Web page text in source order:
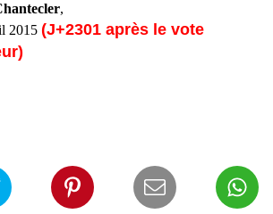
,
2015 (J+2301 après le vote